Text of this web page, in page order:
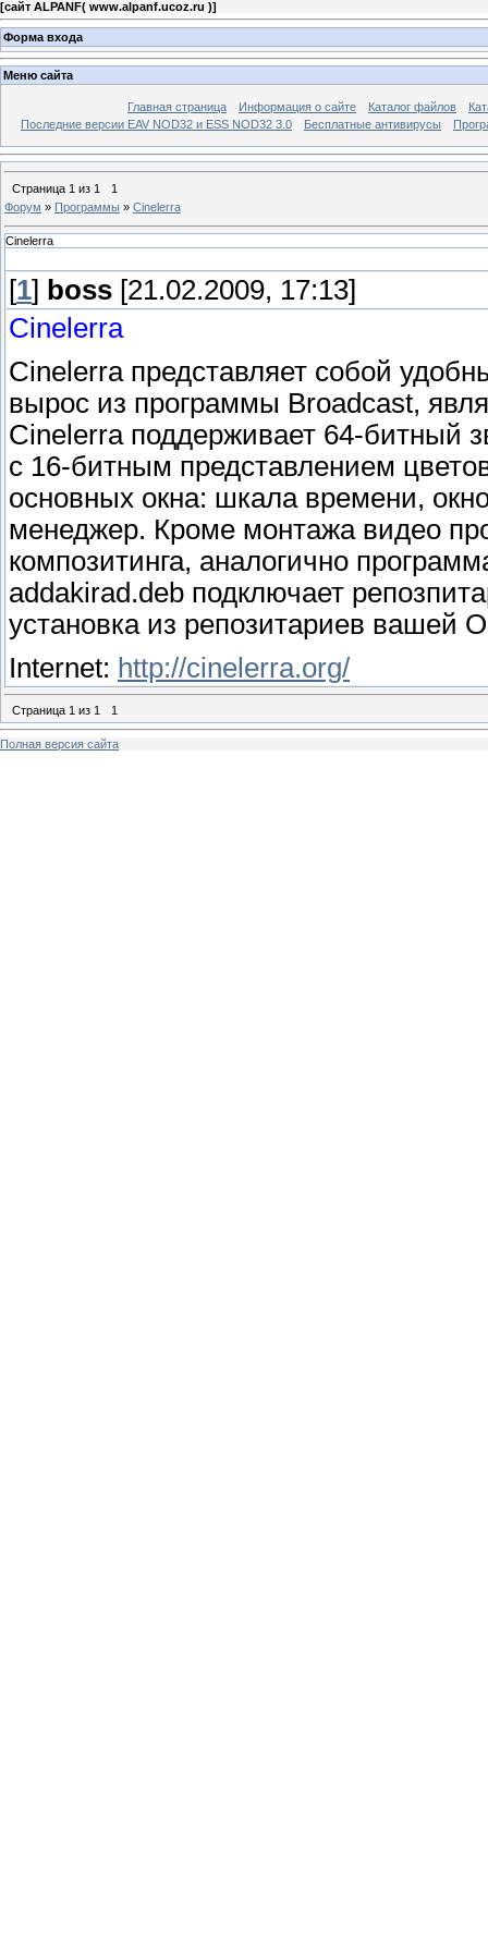
[сайт ALPANF( www.alpanf.ucoz.ru )]
Форма входа
Меню сайта
Главная страница Информация о сайте Каталог файлов
Последние версии EAV NOD32 и ESS NOD32 3.0
Бесплатные антивирусы
Страница 1 из 1
1
Форум » Программы » Cinelerra
Cinelerra
[1] boss [21.02.2009, 17:13]
Cinelerra
Cinelerra представляет собой
вырос из программы Broadcast,
Cinelerra поддерживает 64-битный
с 16-битным представлением
основных окна: шкала времени,
менеджер. Кроме монтажа видео
композитинга, аналогично
addakirad.deb подключает
установка из репозитариев вашей
Internet: http://cinelerra.org/
Страница 1 из 1 1
Полная версия сайта